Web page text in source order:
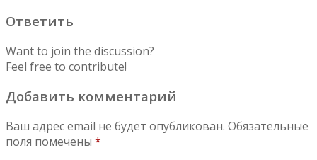
Ответить
Want to join the discussion?
Feel free to contribute!
Добавить комментарий
Ваш адрес email не будет опубликован. Обязательные
поля помечены *